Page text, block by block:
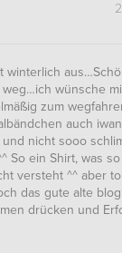
winterlich
wünsche
zum
auch
nicht sooo
So ein Shirt, was
versteht ^^ aber
das gute alte
drücken und